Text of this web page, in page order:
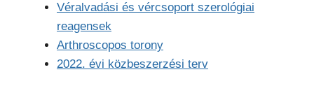
Véralvadási és vércsoport szerológiai
reagensek
Arthroscopos torony
2022. évi közbeszerzési terv